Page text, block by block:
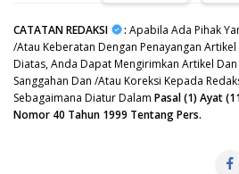
CATATAN REDAKSI : Apabila Ada Pihak
/Atau Keberatan Dengan Penayangan
Diatas, Anda Dapat Mengirimkan Artikel
Sanggahan Dan /Atau Koreksi Kepada
Sebagaimana Diatur Dalam Pasal (1) Ayat
Nomor 40 Tahun 1999 Tentang Pers.